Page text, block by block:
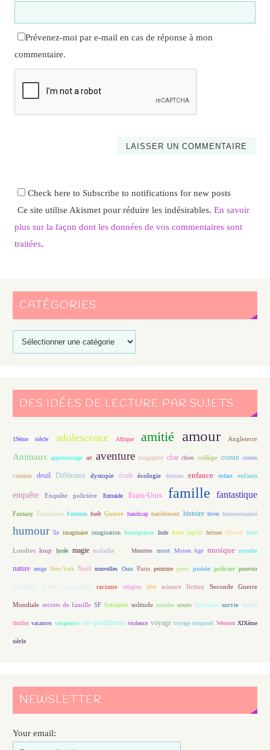
Prévenez-moi par e-mail en cas de réponse à mon
commentaire.
Check here to Subscribe to notifications for new posts
Ce site utilise Akismet pour réduire les indésirables. En savoir
plus sur la façon dont les données de vos commentaires sont
traitées.
CATÉGORIES
DES IDÉES DE LECTURE PAR SUJETS
19ème siècle adolescence Afrique amitié amour Angleterre
Animaux apprentissage art aventure biographie chat chien collège conte contes
cuisine deuil Différence dystopie école écologie écriture enfance enfant enfants
enquête Enquête policière Entraide Etats-Unis famille fantastique
Fantasy Fantômes Femmes forêt Guerre handicap harcèlement histoire hiver homosexualité
humour île imaginaire imagination Immigration Inde Italie japon lecture liberté livre
Londres loup lycée magie maladie mer Meurtres mort Moyen Age musique mystère
nature neige New-York Noël nouvelles Ours Paris peinture peur poésie policier pouvoir
première guerre mondiale racisme religion rêve science fiction Seconde Guerre
Mondiale secrets de famille SF Solidarité solitude sorcière souris Souvenirs survie théâtre
thriller vacances vengeance vie quotidienne violence voyage voyage temporel Western XIXème
siècle
NEWSLETTER
Your email: